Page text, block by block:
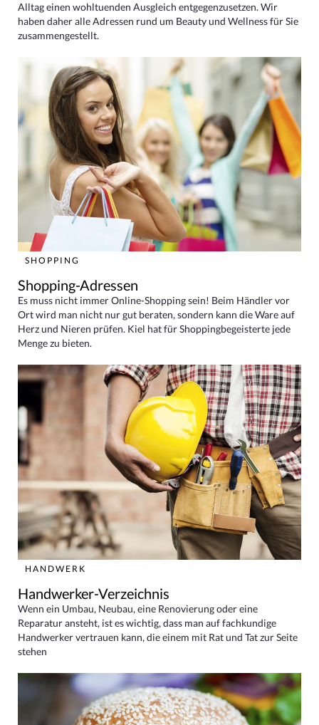
Alltag einen wohltuenden Ausgleich entgegenzusetzen. Wir
haben daher alle Adressen rund um Beauty und Wellness für Sie
zusammengestellt.
SHOPPING
Shopping-Adressen
Es muss nicht immer Online-Shopping sein! Beim Händler vor
Ort wird man nicht nur gut beraten, sondern kann die Ware auf
Herz und Nieren prüfen. Kiel hat für Shoppingbegeisterte jede
Menge zu bieten.
HANDWERK
Handwerker-Verzeichnis
Wenn ein Umbau, Neubau, eine Renovierung oder eine
Reparatur ansteht, ist es wichtig, dass man auf fachkundige
Handwerker vertrauen kann, die einem mit Rat und Tat zur Seite
stehen